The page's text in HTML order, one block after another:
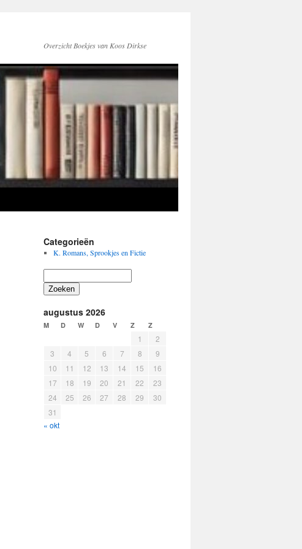
Overzicht Boekjes van Koos Dirkse
Categorieën
K. Romans, Sprookjes en Fictie
Zoeken
augustus 2026
M D W D V Z Z
1
2
3
4 5 6 7 8
9
10
11 12 13 14 15
16
17
18 19 20 21 22
23
24
25 26 27 28 29
30
31
« okt